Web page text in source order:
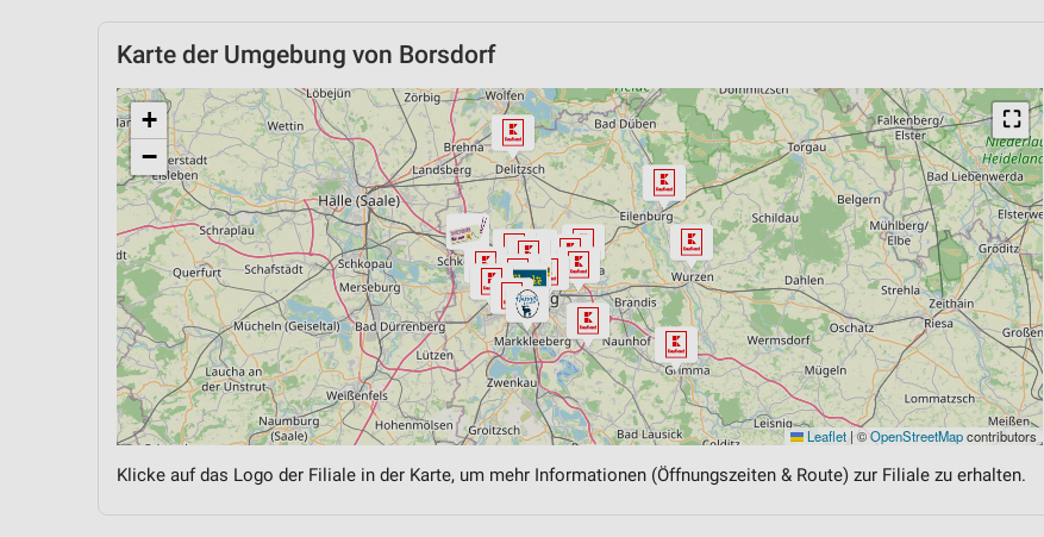
Karte der Umgebung von Borsdorf
⛶
+
−
Leaflet | ©OpenStreetMapcontributors
Klicke auf das Logo der Filiale in der Karte, um mehr Informationen (Öffnungszeiten & Route) zur Filiale zu erhalten.